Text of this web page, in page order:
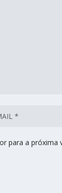
para a próxima